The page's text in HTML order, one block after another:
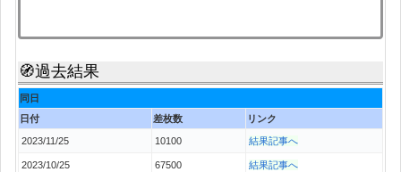
🧭過去結果
同日
日付
差枚数 リンク
2023/11/25 10100 結果記事へ
2023/10/25 67500 結果記事へ